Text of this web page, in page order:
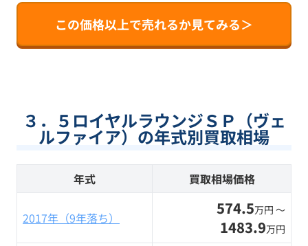
この価格以上で売れるか見てみる＞
３．５ロイヤルラウンジＳＰ（ヴェ
ルファイア）の年式別買取相場
年式 買取相場価格
2017年（9年落ち） 574.5万円 〜
1483.9万円